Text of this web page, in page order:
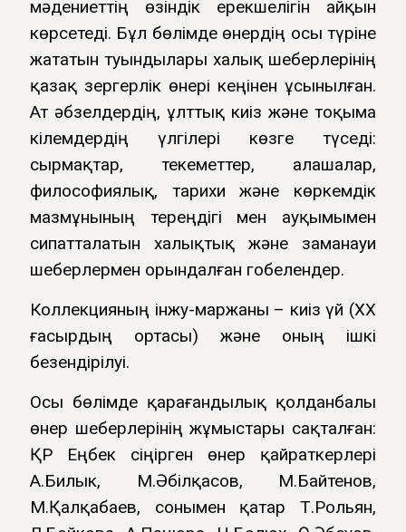
мәдениеттің өзіндік ерекшелігін айқын
көрсетеді. Бұл бөлімде өнердің осы түріне
жататын туындылары халық шеберлерінің
қазақ зергерлік өнері кеңінен ұсынылған.
Ат әбзелдердің, ұлттық киіз және тоқыма
кілемдердің үлгілері көзге түседі:
сырмақтар, текеметтер, алашалар,
философиялық, тарихи және көркемдік
мазмұнының тереңдігі мен ауқымымен
сипатталатын халықтық және заманауи
шеберлермен орындалған гобелендер.
Коллекцияның інжу-маржаны – киіз үй (ХХ
ғасырдың ортасы) және оның ішкі
безендірілуі.
Осы бөлімде қарағандылық қолданбалы
өнер шеберлерінің жұмыстары сақталған:
ҚР Еңбек сіңірген өнер қайраткерлері
А.Билык, М.Әбілқасов, М.Байтенов,
М.Қалқабаев, сонымен қатар Т.Рольян,